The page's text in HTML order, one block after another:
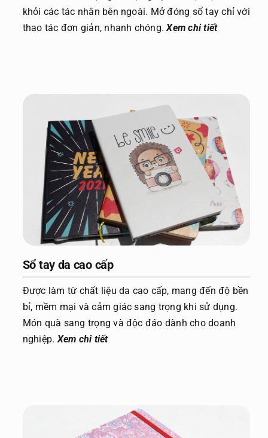
khỏi các tác nhân bên ngoài. Mở đóng sổ tay chỉ với
thao tác đơn giản, nhanh chóng. Xem chi tiết
Sổ tay da cao cấp
Được làm từ chất liệu da cao cấp, mang đến độ bền
bỉ, mềm mại và cảm giác sang trọng khi sử dụng.
Món quà sang trọng và độc đáo dành cho doanh
nghiệp. Xem chi tiết